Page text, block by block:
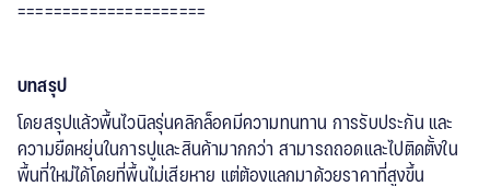
=====================
บทสรุป
โดยสรุปแล้วพื้นไวนิลรุ่นคลิกล็อคมีความทนทาน การรับประกัน และ
ความยืดหยุ่นในการปูและสินค้ามากกว่า สามารถถอดและไปติดตั้งใน
พื้นที่ใหม่ได้โดยที่พื้นไม่เสียหาย แต่ต้องแลกมาด้วยราคาที่สูงขึ้น